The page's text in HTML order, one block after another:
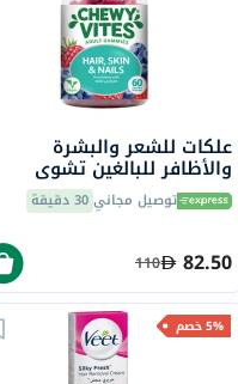
علكات للشعر والبشرة
والأظافر للبالغين تشوي
فيتس، 60 قطعةتوصيل مجاني30 دقيقة
82.50
110
5% خصم